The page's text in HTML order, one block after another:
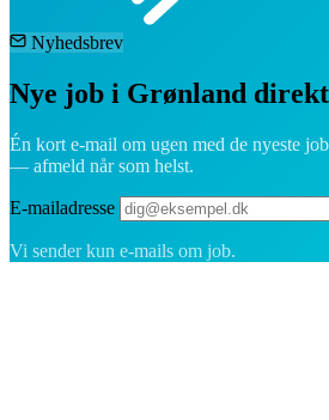
Nyhedsbrev
Nye job i Grønland
Én kort e-mail om ugen med de nyeste
— afmeld når som helst.
E-mailadresse
Vi sender kun e-mails om job.